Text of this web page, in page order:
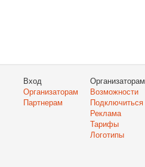
Вход
Организаторам
Партнерам
Организаторам
Возможности
Подключиться
Реклама
Тарифы
Логотипы